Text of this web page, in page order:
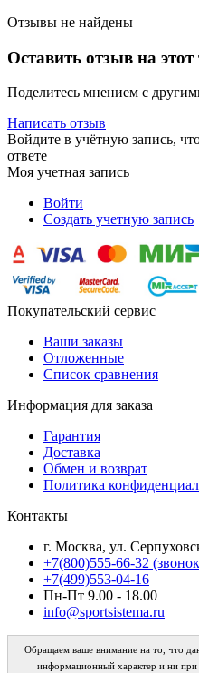
Отзывы не найдены
Оставить отзыв на этот
Поделитесь мнением с
Написать отзыв
Войдите в учётную запись,
ответе
Моя учетная запись
Войти
Создать учетную запись
Покупательский сервис
Ваши заказы
Отложенные
Список сравнения
Информация для заказа
Гарантия
Доставка
Обмен и возврат
Политика
Контакты
г. Москва, ул.
+7(800)555-66-32
+7(499)553-04-16
Пн-Пт 9.00 - 18.00
info@sportsistema.ru
Обращаем ваше внимание на то, что
информационный характер и ни при